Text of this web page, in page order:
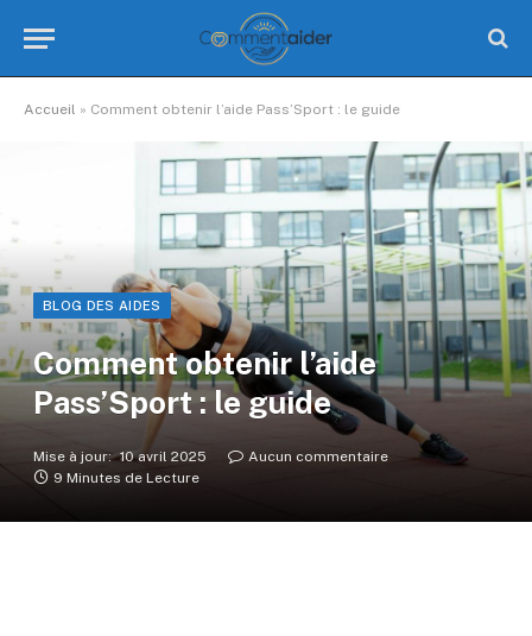
Accueil » Comment obtenir l’aide Pass’Sport : le guide
BLOG DES AIDES
Comment obtenir l’aide
Pass’Sport : le guide
Mise à jour: 10 avril 2025
Aucun commentaire
9 Minutes de Lecture